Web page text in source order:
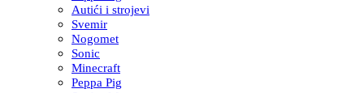
Autići i strojevi
Svemir
Nogomet
Sonic
Minecraft
Peppa Pig